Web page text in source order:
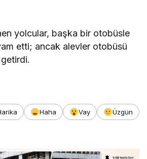
yolcular, başka bir otobüsle
etti; ancak alevler otobüsü
Haha Vay
Üzgün